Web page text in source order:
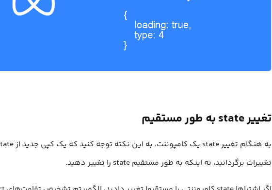
تغییر state به طور مستقیم
تغییرات برگردانید، نه اینکه به طور مستقیم state را تغییر دهید.